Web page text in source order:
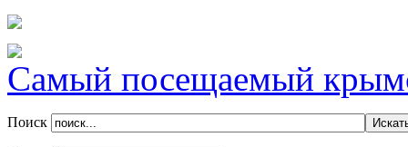
Самый посещаемый
Поиск